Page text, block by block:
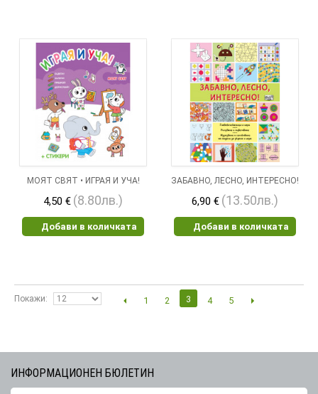
МОЯТ СВЯТ • ИГРАЯ И УЧА!
4,50 € (8.80лв.)
Добави в количката
ЗАБАВНО, ЛЕСНО, ИНТЕРЕСНО!
6,90 € (13.50лв.)
Добави в количката
Покажи 1 2 3 4 5
ИНФОРМАЦИОНЕН БЮЛЕТИН